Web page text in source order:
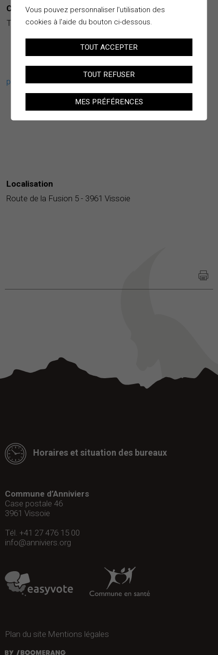
Contacts
Tél. +41 27 476 15 15
police@anniviers.org
Localisation
Route de la Fusion 5 - 3961 Vissoie
Horaires et situation des bureaux
Commune d’Anniviers
Case postale 46
3961 Vissoie
Tél. +41 27 476 15 00
info@anniviers.org
Plan du site Mentions légales
Vous pouvez personnaliser l'utilisation des
cookies à l'aide du bouton ci-dessous.
TOUT ACCEPTER
TOUT REFUSER
MES PRÉFÉRENCES